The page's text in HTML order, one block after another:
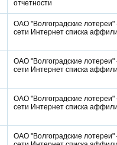
отчетности
ОАО "Волгоградские лотереи"
сети Интернет списка
ОАО "Волгоградские лотереи"
сети Интернет списка
ОАО "Волгоградские лотереи"
сети Интернет списка
ОАО "Волгоградские лотереи"